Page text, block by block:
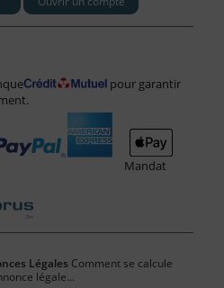
pour garantir
Mandat
Légales Comment se calcule
légale...